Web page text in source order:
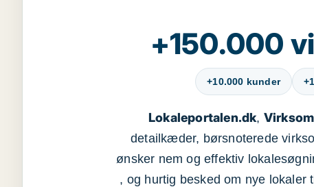
+150.000
+10.000 kunder
Lokaleportalen.dk,
detailkæder, børsnoterede
ønsker nem og effektiv
, og hurtig besked om nye lokaler